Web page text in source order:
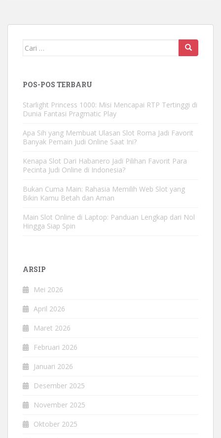
Mencari:
POS-POS TERBARU
Starlight Princess 1000: Misi Mencapai RTP Tertinggi di
Dunia Fantasi Pragmatic Play
Apa Sih yang Membuat Ulasan Slot Roma Jadi Favorit
Banyak Pemain Judi Online Saat Ini?
Kenapa Slot Dari Habanero Jadi Pilihan Favorit Para
Pecinta Judi Online di Indonesia?
Bukan Cuma Main: Rahasia Memilih Web Slot yang
Bikin Kamu Betah dan Aman
Main Slot Online di Laptop: Panduan Lengkap dari Nol
Hingga Siap Spin
ARSIP
Mei 2026
April 2026
Maret 2026
Februari 2026
Januari 2026
Desember 2025
November 2025
Oktober 2025